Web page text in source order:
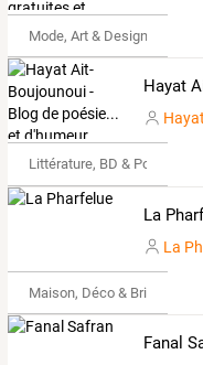
Mode, Art & Design
Littérature, BD & Poésie
La
La
Maison, Déco & Bricolage
Fanal